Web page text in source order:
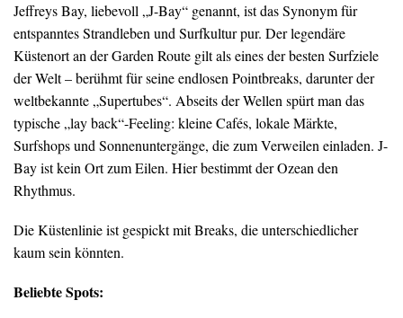
Jeffreys Bay, liebevoll „J-Bay“ genannt, ist das Synonym für
entspanntes Strandleben und Surfkultur pur. Der legendäre
Küstenort an der Garden Route gilt als eines der besten Surfziele
der Welt – berühmt für seine endlosen Pointbreaks, darunter der
weltbekannte „Supertubes“. Abseits der Wellen spürt man das
typische „lay back“-Feeling: kleine Cafés, lokale Märkte,
Surfshops und Sonnenuntergänge, die zum Verweilen einladen. J-
Bay ist kein Ort zum Eilen. Hier bestimmt der Ozean den
Rhythmus.
Die Küstenlinie ist gespickt mit Breaks, die unterschiedlicher
kaum sein könnten.
Beliebte Spots: